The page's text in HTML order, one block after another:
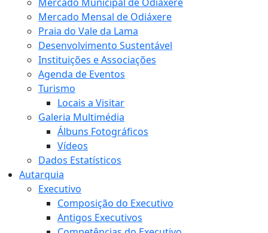
Mercado Mensal de Odiáxere
Praia do Vale da Lama
Desenvolvimento Sustentável
Instituições e Associações
Agenda de Eventos
Turismo
Locais a Visitar
Galeria Multimédia
Álbuns Fotográficos
Vídeos
Dados Estatísticos
Autarquia
Executivo
Composição do Executivo
Antigos Executivos